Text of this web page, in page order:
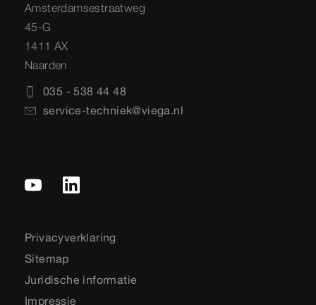
Amsterdamsestraatweg
45-G
1411 AX
Naarden
035 - 538 44 48
service-techniek@viega.nl
Privacyverklaring
Sitemap
Juridische informatie
Impressie